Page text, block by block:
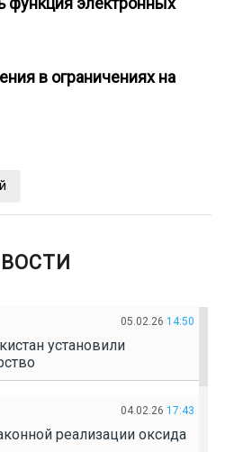
в ограничениях на
05.02.26 14:50
установили
04.02.26 17:43
реализации оксида